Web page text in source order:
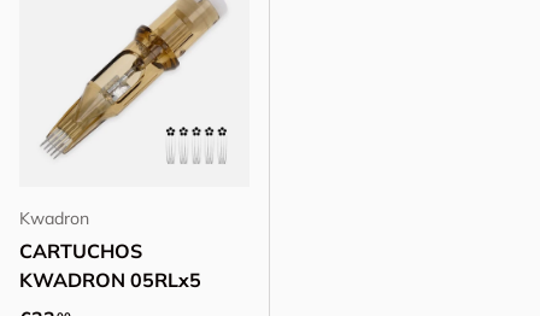
Kwadron
CARTUCHOS
KWADRON 05RLx5